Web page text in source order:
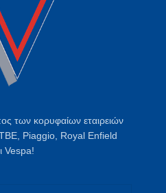
των κορυφαίων εταιρειών
Piaggio, Royal Enfield
Vespa!